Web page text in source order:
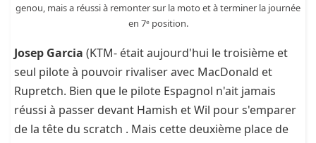
genou, mais a réussi à remonter sur la moto et à terminer la journée
en 7ᵉ position.
Josep Garcia (KTM- était aujourd'hui le troisième et
seul pilote à pouvoir rivaliser avec MacDonald et
Rupretch. Bien que le pilote Espagnol n'ait jamais
réussi à passer devant Hamish et Wil pour s'emparer
de la tête du scratch . Mais cette deuxième place de